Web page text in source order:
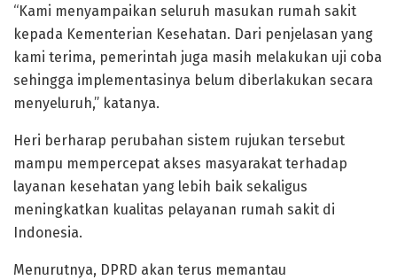
“Kami menyampaikan seluruh masukan rumah sakit
kepada Kementerian Kesehatan. Dari penjelasan yang
kami terima, pemerintah juga masih melakukan uji coba
sehingga implementasinya belum diberlakukan secara
menyeluruh,” katanya.
Heri berharap perubahan sistem rujukan tersebut
mampu mempercepat akses masyarakat terhadap
layanan kesehatan yang lebih baik sekaligus
meningkatkan kualitas pelayanan rumah sakit di
Indonesia.
Menurutnya, DPRD akan terus memantau